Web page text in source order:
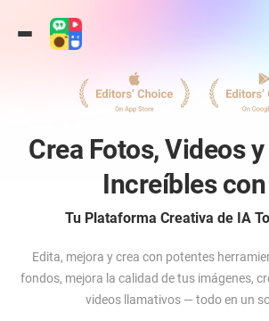
Crea Fotos, Videos
Increíbles
Tu Plataforma Creativa de IA
Edita, mejora y crea con potentes
fondos, mejora la calidad de tus imágenes,
videos llamativos — todo en un